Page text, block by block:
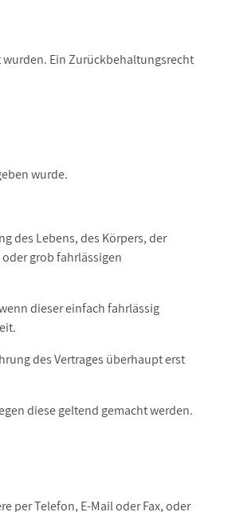
Ein Zurückbehaltungsrecht
wurde.
des Lebens, des Körpers, der
grob fahrlässigen
dieser einfach fahrlässig
des Vertrages überhaupt erst
diese geltend gemacht werden.
per Telefon, E-Mail oder Fax, oder